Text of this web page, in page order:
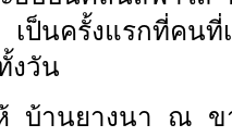
ป็นครั้งแรกที่คนที่
งวัน
ห้ บ้านยางนา ณ